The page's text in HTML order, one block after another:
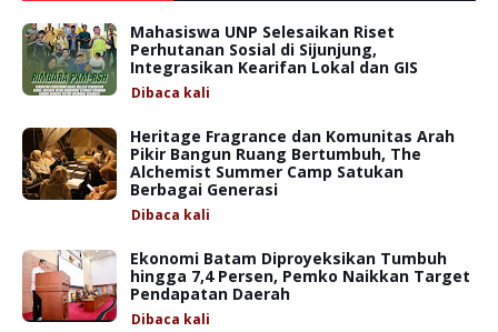
Mahasiswa UNP Selesaikan Riset
Perhutanan Sosial di Sijunjung,
Integrasikan Kearifan Lokal dan GIS
Dibaca kali
Heritage Fragrance dan Komunitas Arah
Pikir Bangun Ruang Bertumbuh, The
Alchemist Summer Camp Satukan
Berbagai Generasi
Dibaca kali
Ekonomi Batam Diproyeksikan Tumbuh
hingga 7,4 Persen, Pemko Naikkan Target
Pendapatan Daerah
Dibaca kali